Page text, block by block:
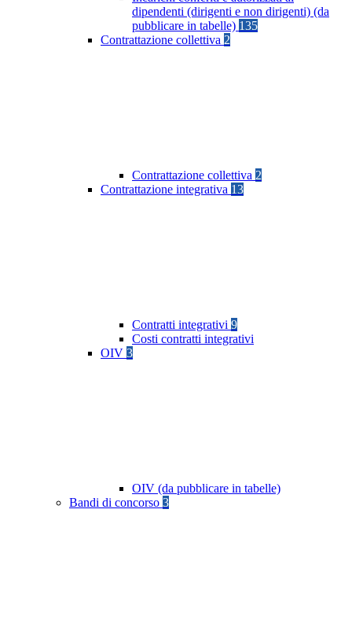
dipendenti (dirigenti e non dirigenti) (da
pubblicare in tabelle) 135
Contrattazione collettiva 2
Contrattazione collettiva 2
Contrattazione integrativa 13
Contratti integrativi 9
Costi contratti integrativi
OIV 3
OIV (da pubblicare in tabelle)
Bandi di concorso 3